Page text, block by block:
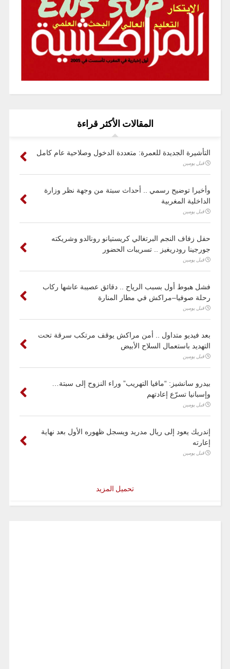
المقالات الأكثر قراءة
التأشيرة الجديدة للعمرة: متعددة الدخول وصلاحية عام كامل
قبل يومين
وأخيرا توضيح رسمي .. أحداث سبتة من وجهة نظر وزارة
الداخلية المغربية
قبل يومين
حفل زفاف النجم البرتغالي كريستيانو رونالدو وشريكته
جورجينا رودريغيز .. تسريبات الحضور
قبل يومين
فشل هبوط أول بسبب الرياح .. دقائق عصيبة عاشها ركاب
رحلة صوفيا–مراكش في مطار المنارة
قبل يومين
بعد فيديو متداول .. أمن مراكش يوقف مرتكب سرقة تحت
التهديد باستعمال السلاح الأبيض
قبل يومين
بيدرو سانشيز: “مافيا التهريب” وراء النزوح إلى سبتة…
وإسبانيا تسرّع إعادتهم
قبل يومين
إندريك يعود إلى ريال مدريد ويسجل ظهوره الأول بعد نهاية
إعارته
قبل يومين
تحميل المزيد